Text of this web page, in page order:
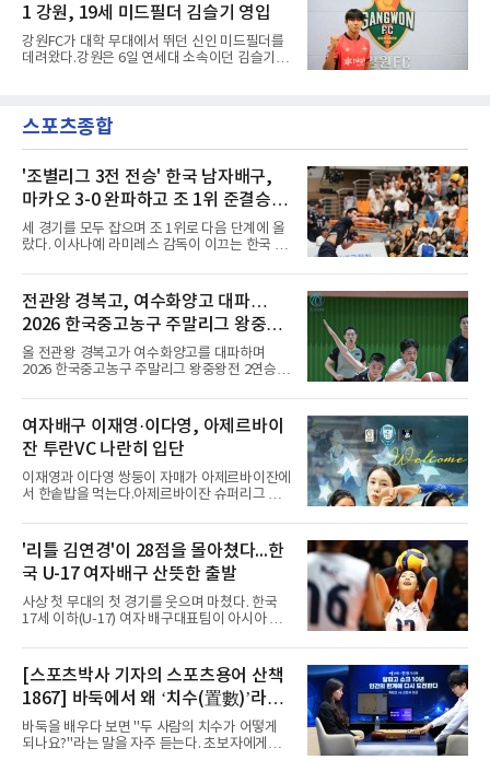
이 한때 교착됐기 때문이다. 그러
무게가 실렸다. 이강인은 첫 경기부터 7번을 단
다. 2010년대 팀의 전성기를 이끈 앙투안 그리즈
만이 달았던 번호다.합류 과정은 순탄치 않았다.
스페인으로 건너가려던 그는 병역 특례 행정 절
짧게 호흡을 맞춰 경기에 나선다.역할도 관심사
다. 유려한 탈압박과
1 강원, 19세 미드필더 김슬기 영입
강원FC가 대학 무대에서 뛰던 신인 미드필더를
데려왔다.강원은 6일 연세대 소속이던 김슬기
리그와 추계전국고등대회 우승에 기여했고, 올
해 연세대 진학 후에는 춘계한산대첩기대학대회
표팀 훈련에도 소집됐다.김슬기는 입단하게 돼
기쁘고 영광이라며 프로 무대에서도 성장해 팀
에 꼭 필요한 선수가 되겠다고 각오를 밝혔다.
스포츠종합
'조별리그 3전 전승' 한국 남자배구,
마카오 3-0 완파하고 조 1위 준결승
진출
세 경기를 모두 잡으며 조 1위로 다음 단계에 올
랐다. 이사나예 라미레스 감독이 이끄는 한국 남
아남자선수권대회 조별리그를 3연승으로 마무
리했다.대표팀은 7일 몽골 울란바타르 AVA 아레
나에서 열린 대회 B조 조별리그 3차전에서 마카
오(119위)를 세트 점수 3-0(25-18 25-16 25-15)
으로 제압했다. 일본과 대만에 이어 마카오까지
꺾은 한국은 조별리그 전승으로 준결승 티켓을
손에 넣었다.공격은 고르게 터졌다. 김요한(삼성
육부대)이 9득점으로 힘을 보탰다.대표팀은 8일
오후 8시 30분 A조 2위와 결승
전관왕 경복고, 여수화양고 대파…
2026 한국중고농구 주말리그 왕중왕
전 결승토너먼트 확정
올 전관왕 경복고가 여수화양고를 대파하며
2026 한국중고농구 주말리그 왕중왕전 2연승을
7일 전남 해남 구교체육관에서 열린 대회 남고
부 H조 예선 2차전에서 박지오(26점)와 김호원
(22점)의 활약을 앞세워 여수화양고를 94-59로
완파했다. 이로써 경복고는 예선 2전 전승을 기
록하며 조 1위로 결승 토너먼트에 진출했다.경
복고는 1쿼터 초반부터 박지오의 높은 슛 성공
률을 앞세워 공격을 주도하며 24-15로 기선을
후반 들어 내·외곽에서 고른 득점포를 가동하며
점수 차를 크게 벌려 여유 있게 승
여자배구 이재영·이다영, 아제르바이
잔 투란VC 나란히 입단
이재영과 이다영 쌍둥이 자매가 아제르바이잔에
서 한솥밥을 먹는다.아제르바이잔 슈퍼리그 투
일 이다영과도 계약했다고 발표했다. 구단은 이
다영이 2026-2027시즌 투란 소속으로 활약할
예정이라고 전했다.두 선수가 국내를 떠난 것은
2021년이다. V리그 흥국생명 소속이던 당시 중
학교 시절 학교 폭력을 행사했다는 폭로가 나오
면서 한국 배구계를 등졌다.이재영의 해외 여정
은 순탄치 않았다. 2021년 말 그리스 PAOK 테
리그 빅토리아 히메지에 합류했다가 지난 5월
팀을 떠났다.이다영은 더 많은 무대를
'리틀 김연경'이 28점을 몰아쳤다...한
국 U-17 여자배구 산뜻한 출발
사상 첫 무대의 첫 경기를 웃으며 마쳤다. 한국
17세 이하(U-17) 여자 배구대표팀이 아시아 챔
전을 승리로 장식했다.이승여 감독이 이끄는 한
국은 7일(한국시간) 칠레 로스 안데스의 리세오
믹스토 체육관에서 열린 2026 국제배구연맹
(FIVB) U-17 여자 세계선수권대회 조별리그 D조
1차전에서 푸에르토리코를 3-1(25-10 25-23
19-25 26-24)로 이겼다.승리의 중심에는 '리틀
김연경'으로 불리는 아웃사이드 히터 손서연(선
[스포츠박사 기자의 스포츠용어 산책
1867] 바둑에서 왜 ‘치수(置數)’라고
말할까
바둑을 배우다 보면 "두 사람의 치수가 어떻게
되나요?"라는 말을 자주 듣는다. 초보자에게는